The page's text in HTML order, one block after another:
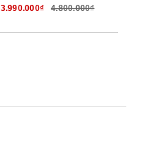
B19W500G56
3.990.000₫ 4.800.000₫